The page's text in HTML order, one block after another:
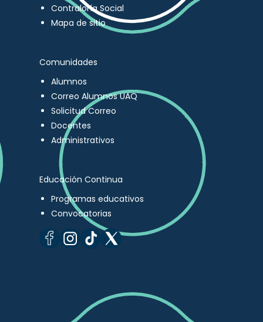
Contraloría Social
Mapa de sitio
Comunidades
Alumnos
Correo Alumnos UAQ
Solicitud Correo
Docentes
Administrativos
Educación Continua
Programas educativos
Convocatorias